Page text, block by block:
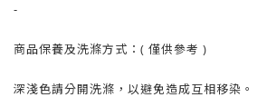
-
商品保養及洗滌方式：( 僅供參考 )
深淺色請分開洗滌，以避免造成互相移染。